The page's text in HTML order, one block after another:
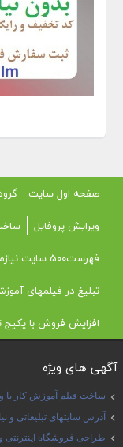
صفحه اول سایت
ویرایش پروفایل
فهرست500 سایت نیازمندی
تبلیغ در فیلمهای
افزایش فروش با پکیج
آگهی های ویژه
ساخت فیلم آموزش کار با
آدرس سایتهای تبلیغاتی و
طراحی فروشگاه اینترنتی و